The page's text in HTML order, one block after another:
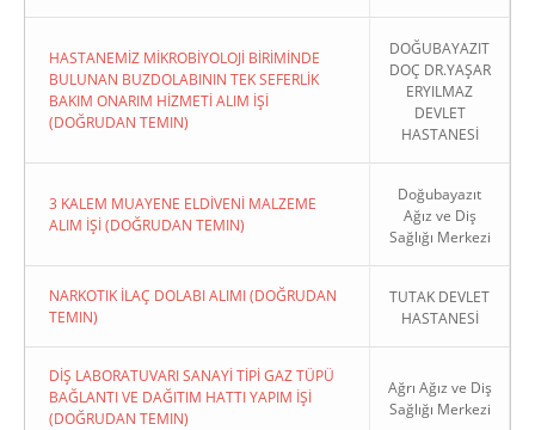
HASTANEMİZ MİKROBİYOLOJİ BİRİMİNDE
BULUNAN BUZDOLABININ TEK SEFERLİK
BAKIM ONARIM HİZMETİ ALIM İŞİ
(DOĞRUDAN TEMIN)
DOĞUBAYAZIT
DOÇ DR.YAŞAR
ERYILMAZ
DEVLET
HASTANESİ
3 KALEM MUAYENE ELDİVENİ MALZEME
ALIM İŞİ (DOĞRUDAN TEMIN)
Doğubayazıt
Ağız ve Diş
Sağlığı Merkezi
NARKOTIK İLAÇ DOLABI ALIMI (DOĞRUDAN
TEMIN)
TUTAK DEVLET
HASTANESİ
DİŞ LABORATUVARI SANAYİ TİPİ GAZ TÜPÜ
BAĞLANTI VE DAĞITIM HATTI YAPIM İŞİ
(DOĞRUDAN TEMIN)
Ağrı Ağız ve Diş
Sağlığı Merkezi